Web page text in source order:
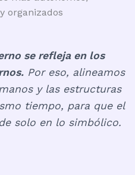
organizados
se refleja en los
Por eso, alineamos
y las estructuras
tiempo, para que el
solo en lo simbólico.